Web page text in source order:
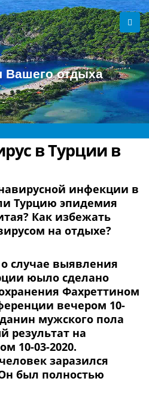
Вашего отдыха
в Турции в
инфекции в
Турцию эпидемия
Как избежать
на отдыхе?
случае выявления
юыло сделано
Фахреттином
вечером 10-
мужского пола
результат на
10-03-2020.
заразился
был полностью